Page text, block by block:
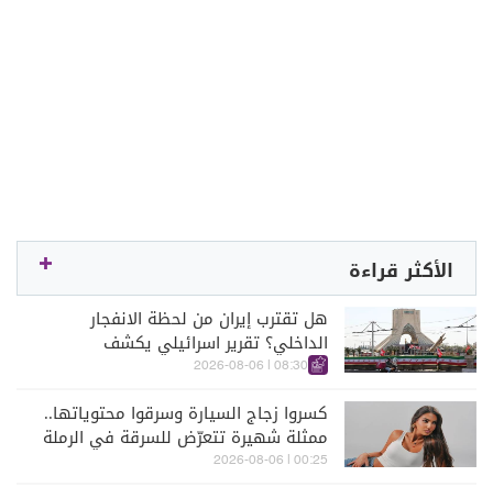
الأكثر قراءة
هل تقترب إيران من لحظة الانفجار
الداخلي؟ تقرير اسرائيلي يكشف
الكواليس
08:30 | 2026-08-06
كسروا زجاج السيارة وسرقوا محتوياتها..
ممثلة شهيرة تتعرّض للسرقة في الرملة
البيضاء (فيديو)
00:25 | 2026-08-06